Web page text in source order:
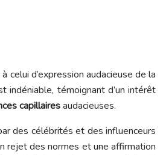
celui d’expression audacieuse de la
témoignant d’un intérêt
capillairesaudacieuses.
des célébrités et des influenceurs
rejet des normes et une affirmation